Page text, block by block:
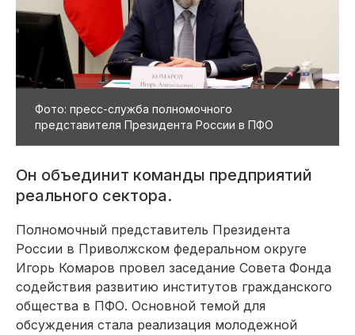
Фото: пресс-служба полномочного
представителя Президента России в ПФО
Он объединит команды предприятий
реального сектора.
Полномочный представитель Президента
России в Приволжском федеральном округе
Игорь Комаров провел заседание Совета Фонда
содействия развитию институтов гражданского
общества в ПФО. Основной темой для
обсуждения стала реализация молодежной